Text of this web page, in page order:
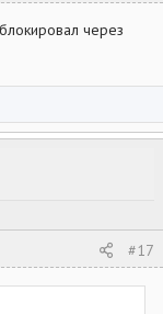
через
#17